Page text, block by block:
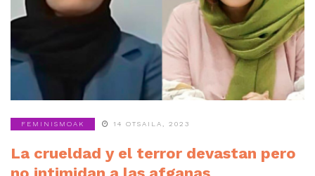
FEMINISMOAK 14 OTSAILA, 2023
La crueldad y el terror devastan pero